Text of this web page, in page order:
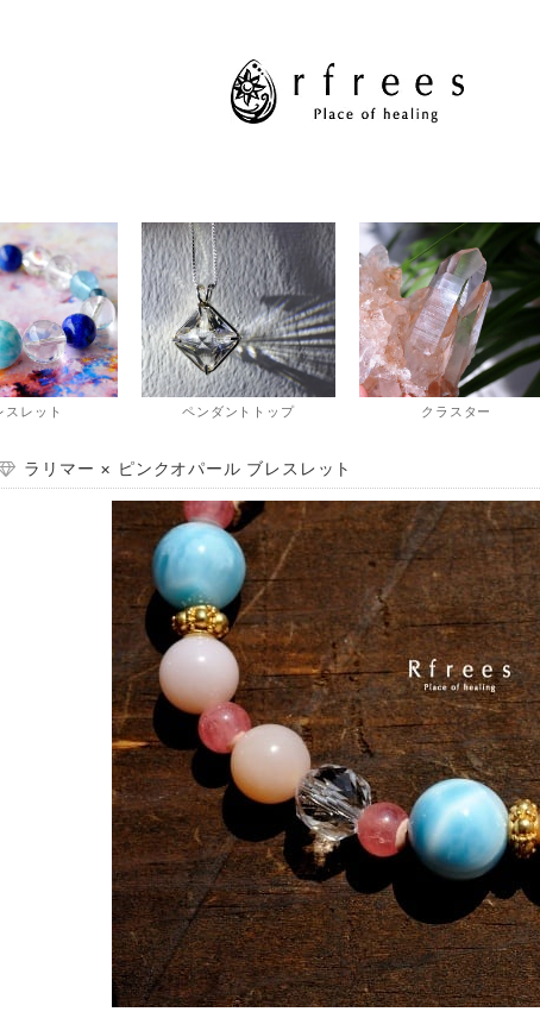
スレット ペンダントトップ クラスター
ラリマー × ピンクオパール ブレスレット